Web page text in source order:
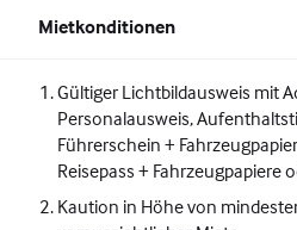
Mietkonditionen
Gültiger Lichtbildausweis mit
Personalausweis,
Führerschein +
Reisepass + Fahrzeugpapiere
Kaution in Höhe von